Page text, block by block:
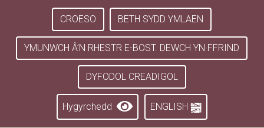
CROESO BETH SYDD YMLAEN
YMUNWCH Â’N RHESTR E-BOST. DEWCH YN FFRIND
DYFODOL CREADIGOL
Hygyrchedd ENGLISH